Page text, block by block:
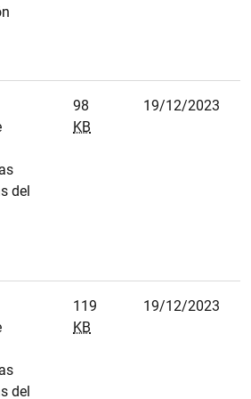
del
98
KB
19/12/2023
del
119
KB
19/12/2023